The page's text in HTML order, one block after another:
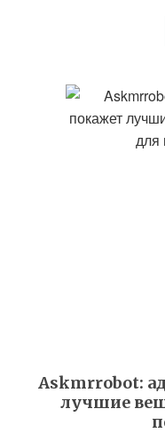
Askmrrobot:
лучшие